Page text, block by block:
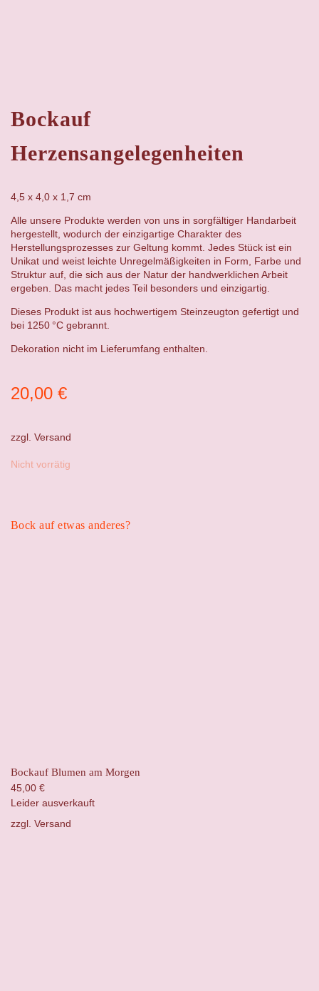
Bockauf
Herzensangelegenheiten
zzgl. Versand
20,00 €
Nicht vorrätig
4,5 x 4,0 x 1,7 cm
Alle unsere Produkte werden von uns in sorgfältiger Handarbeit
hergestellt, wodurch der einzigartige Charakter des
Herstellungsprozesses zur Geltung kommt. Jedes Stück ist ein
Unikat und weist leichte Unregelmäßigkeiten in Form, Farbe und
Struktur auf, die sich aus der Natur der handwerklichen Arbeit
ergeben. Das macht jedes Teil besonders und einzigartig.
Dieses Produkt ist aus hochwertigem Steinzeugton gefertigt und
bei 1250 °C gebrannt.
Dekoration nicht im Lieferumfang enthalten.
Bock auf etwas anderes?
Bockauf Blumen am Morgen
45,00 €
Leider ausverkauft
zzgl. Versand